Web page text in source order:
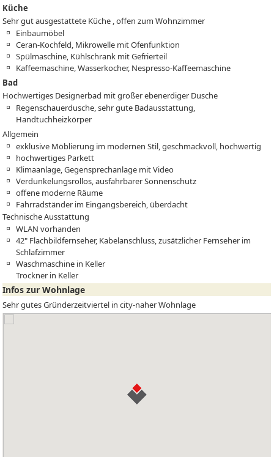
Küche
Sehr gut ausgestattete Küche , offen zum Wohnzimmer
Einbaumöbel
Ceran-Kochfeld, Mikrowelle mit Ofenfunktion
Spülmaschine, Kühlschrank mit Gefrierteil
Kaffeemaschine, Wasserkocher, Nespresso-Kaffeemaschine
Bad
Hochwertiges Designerbad mit großer ebenerdiger Dusche
Regenschauerdusche, sehr gute Badausstattung,
Handtuchheizkörper
Allgemein
exklusive Möblierung im modernen Stil, geschmackvoll, hochwertig
hochwertiges Parkett
Klimaanlage, Gegensprechanlage mit Video
Verdunkelungsrollos, ausfahrbarer Sonnenschutz
offene moderne Räume
Fahrradständer im Eingangsbereich, überdacht
Technische Ausstattung
WLAN vorhanden
42" Flachbildfernseher, Kabelanschluss, zusätzlicher Fernseher im
Schlafzimmer
Waschmaschine in Keller
Trockner in Keller
Infos zur Wohnlage
Sehr gutes Gründerzeitviertel in city-naher Wohnlage